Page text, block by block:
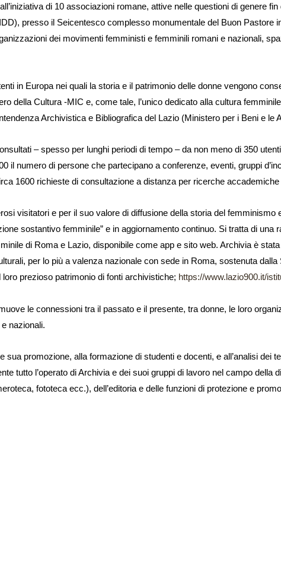
di 10 associazioni romane, attive nelle questioni di genere
presso il Seicentesco complesso monumentale del Buon Pastore
dei movimenti femministi e femminili romani e nazionali,
in Europa nei quali la storia e il patrimonio delle donne vengono
della Cultura -MIC e, come tale, l’unico dedicato alla cultura
Archivistica e Bibliografica del Lazio (Ministero per i Beni e le
– spesso per lunghi periodi di tempo – da non meno di 350
il numero di persone che partecipano a conferenze, eventi, gruppi
1600 richieste di consultazione a distanza per ricerche
visitatori e per il suo valore di diffusione della storia del femminismo
sostantivo femminile” e in aggiornamento continuo. Si tratta di
di Roma e Lazio, disponibile come app e sito web. Archivia è
per lo più a valenza nazionale con sede in Roma, sostenuta
prezioso patrimonio di fonti archivistiche; https://www.lazio900.it/
le connessioni tra il passato e il presente, tra donne, le loro
nazionali.
sua promozione, alla formazione di studenti e docenti, e all’analisi dei
tutto l’operato di Archivia e dei suoi gruppi di lavoro nel campo della
fototeca ecc.), dell’editoria e delle funzioni di protezione e